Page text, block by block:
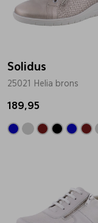
Solidus
25021 Helia brons
189,95